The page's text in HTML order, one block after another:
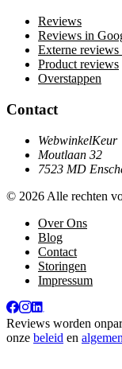
Reviews
Reviews in
Externe reviews
Product reviews
Overstappen
Contact
WebwinkelKeur
Moutlaan 32
7523 MD
© 2026 Alle rechten
Over Ons
Blog
Contact
Storingen
Impressum
Reviews worden
onze beleid en